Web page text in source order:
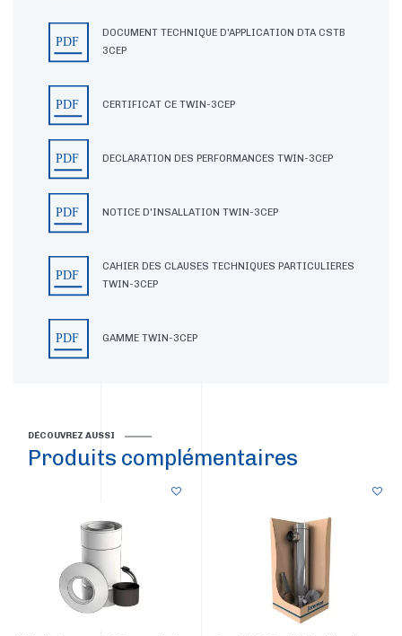
DOCUMENT TECHNIQUE D'APPLICATION DTA CSTB
3CEP
CERTIFICAT CE TWIN-3CEP
DECLARATION DES PERFORMANCES TWIN-3CEP
NOTICE D'INSALLATION TWIN-3CEP
CAHIER DES CLAUSES TECHNIQUES PARTICULIERES
TWIN-3CEP
GAMME TWIN-3CEP
DÉCOUVREZ AUSSI
Produits complémentaires